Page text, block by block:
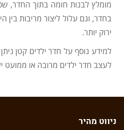
מומלץ לבנות חומה בתוך החדר,
בחדר, וגם עלול ליצור מריבות
ירוק יותר.
למידע נוסף על חדר ילדים קטן ניתן
לעצב חדר ילדים מרובה או ממועט
ניווט מהיר